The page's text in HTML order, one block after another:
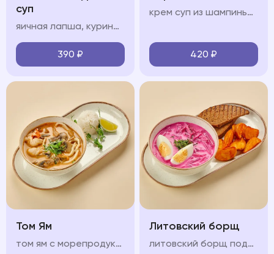
суп
яичная лапша, куриный бульон, филе цыпленка, куриное яйцо, зелень
390 ₽
крем суп из шампиньонов, сливки, чеснок, ухарики
420 ₽
Том Ям
том ям с морепродуктами на кокосовом молоке с кальмарами, креветкой, мидиями, грибами шиитаке и шампиньонами, подается с рисом
Литовский борщ
литовский борщ подается картофелем спайс и черным хлебом